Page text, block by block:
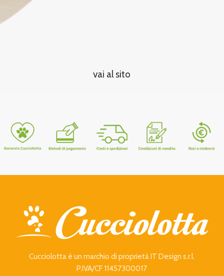
vai al sito
Cucciolotta è un marchio di proprietà IT Design s.r.l.
P.IVA/CF 11457300017